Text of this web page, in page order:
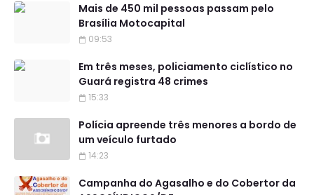
Mais de 450 mil pessoas passam pelo
Brasília Motocapital
09:53
Em três meses, policiamento ciclístico no
Guará registra 48 crimes
15:33
Polícia apreende três menores a bordo de
um veículo furtado
14:23
Campanha do Agasalho e do Cobertor da